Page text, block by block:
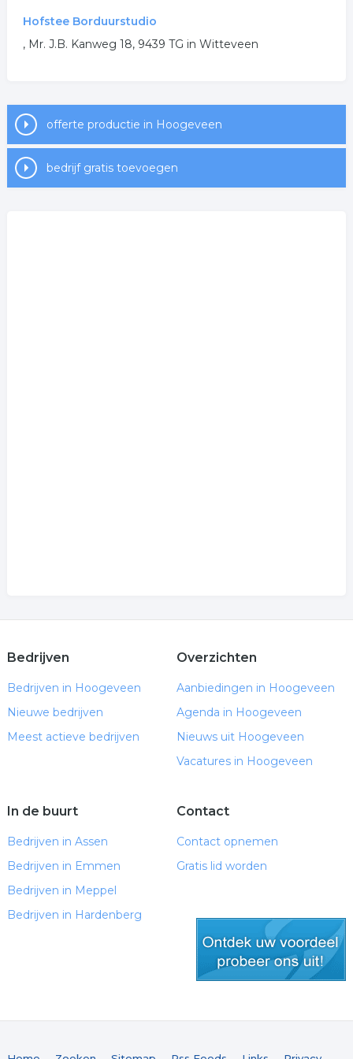
Hofstee Borduurstudio
, Mr. J.B. Kanweg 18, 9439 TG in Witteveen
offerte productie in Hoogeveen
bedrijf gratis toevoegen
Bedrijven
Bedrijven in Hoogeveen
Nieuwe bedrijven
Meest actieve bedrijven
Overzichten
Aanbiedingen in Hoogeveen
Agenda in Hoogeveen
Nieuws uit Hoogeveen
Vacatures in Hoogeveen
In de buurt
Bedrijven in Assen
Bedrijven in Emmen
Bedrijven in Meppel
Bedrijven in Hardenberg
Contact
Contact opnemen
Gratis lid worden